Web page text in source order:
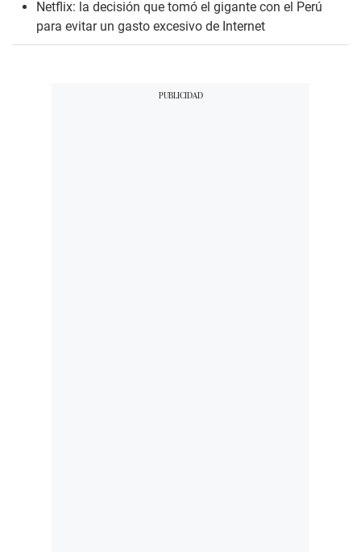
Netflix: la decisión que tomó el gigante con el Perú
para evitar un gasto excesivo de Internet